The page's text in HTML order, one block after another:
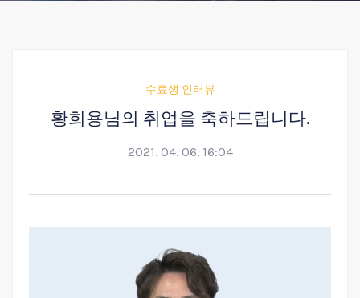
수료생 인터뷰
황희용님의 취업을 축하드립니다.
2021. 04. 06. 16:04